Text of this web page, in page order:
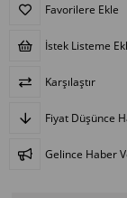
Favorilere Ekle
İstek Listeme
Karşılaştır
Fiyat Düşünce
Gelince Haber